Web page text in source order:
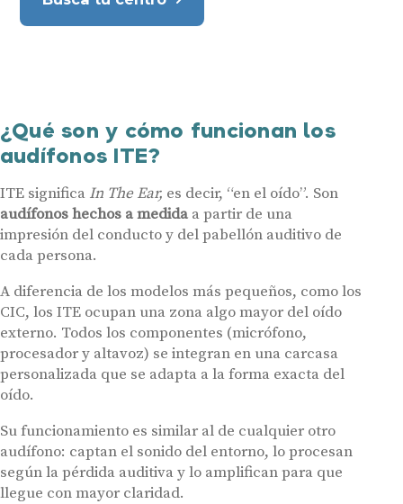
¿Qué son y cómo funcionan los
audífonos ITE?
ITE significa In The Ear, es decir, “en el oído”. Son
audífonos hechos a medida a partir de una
impresión del conducto y del pabellón auditivo de
cada persona.
A diferencia de los modelos más pequeños, como los
CIC, los ITE ocupan una zona algo mayor del oído
externo. Todos los componentes (micrófono,
procesador y altavoz) se integran en una carcasa
personalizada que se adapta a la forma exacta del
oído.
Su funcionamiento es similar al de cualquier otro
audífono: captan el sonido del entorno, lo procesan
según la pérdida auditiva y lo amplifican para que
llegue con mayor claridad.